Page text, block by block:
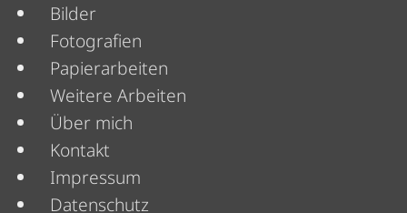
Bilder
Fotografien
Papierarbeiten
Weitere Arbeiten
Über mich
Menü
Kontakt
Impressum
Datenschutz